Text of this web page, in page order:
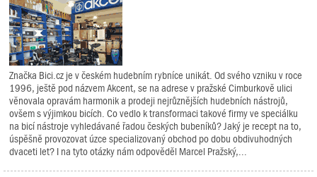
Značka Bici.cz je v českém hudebním rybníce unikát. Od svého vzniku v roce
1996, ještě pod názvem Akcent, se na adrese v pražské Cimburkově ulici
věnovala opravám harmonik a prodeji nejrůznějších hudebních nástrojů,
ovšem s výjimkou bicích. Co vedlo k transformaci takové firmy ve speciálku
na bicí nástroje vyhledávané řadou českých bubeníků? Jaký je recept na to,
úspěšně provozovat úzce specializovaný obchod po dobu obdivuhodných
dvaceti let? I na tyto otázky nám odpověděl Marcel Pražský,...